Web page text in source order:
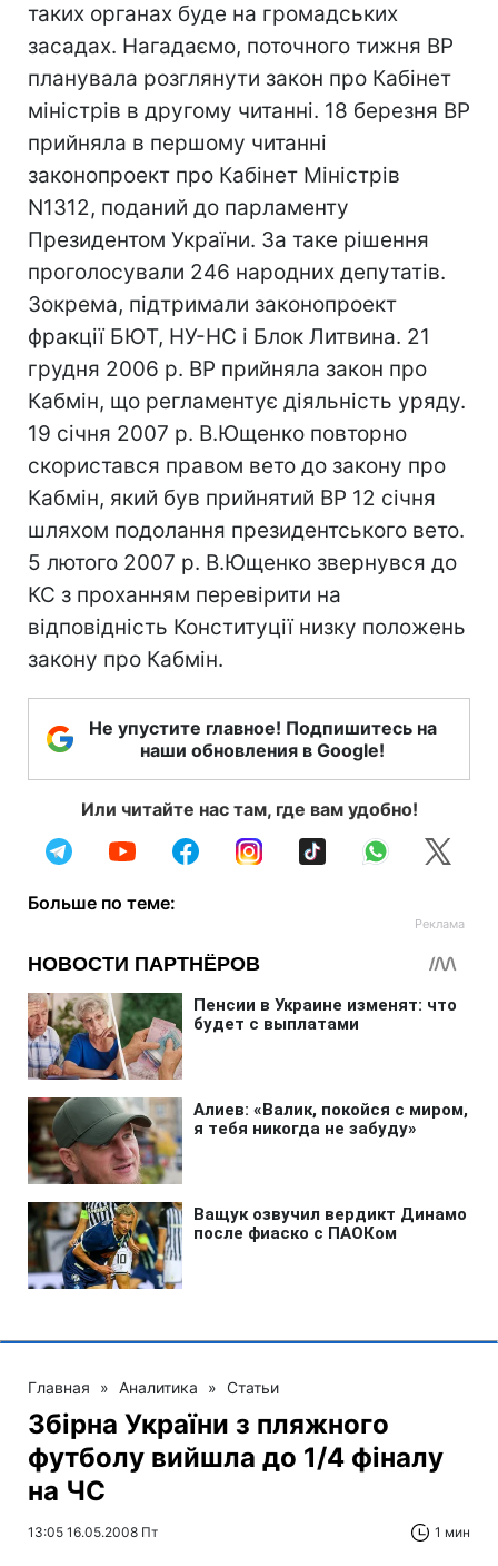
таких органах буде на громадських
засадах. Нагадаємо, поточного тижня ВР
планувала розглянути закон про Кабінет
міністрів в другому читанні. 18 березня ВР
прийняла в першому читанні
законопроект про Кабінет Міністрів
N1312, поданий до парламенту
Президентом України. За таке рішення
проголосували 246 народних депутатів.
Зокрема, підтримали законопроект
фракції БЮТ, НУ-НС і Блок Литвина. 21
грудня 2006 р. ВР прийняла закон про
Кабмін, що регламентує діяльність уряду.
19 січня 2007 р. В.Ющенко повторно
скористався правом вето до закону про
Кабмін, який був прийнятий ВР 12 січня
шляхом подолання президентського вето.
5 лютого 2007 р. В.Ющенко звернувся до
КС з проханням перевірити на
відповідність Конституції низку положень
закону про Кабмін.
Не упустите главное! Подпишитесь на
наши обновления в Google!
Или читайте нас там, где вам удобно!
Больше по теме:
Главная » Аналитика » Статьи
Збірна України з пляжного
футболу вийшла до 1/4 фіналу
на ЧС
13:05 16.05.2008 Пт 1 мин